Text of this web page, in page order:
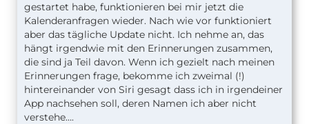
gestartet habe, funktionieren bei mir jetzt die
Kalenderanfragen wieder. Nach wie vor funktioniert
aber das tägliche Update nicht. Ich nehme an, das
hängt irgendwie mit den Erinnerungen zusammen,
die sind ja Teil davon. Wenn ich gezielt nach meinen
Erinnerungen frage, bekomme ich zweimal (!)
hintereinander von Siri gesagt dass ich in irgendeiner
App nachsehen soll, deren Namen ich aber nicht
verstehe….